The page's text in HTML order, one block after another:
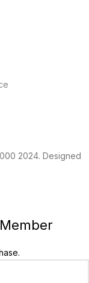
2024. Designed